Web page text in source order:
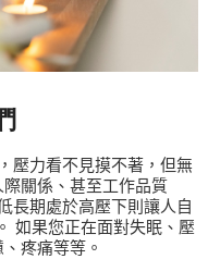
壓力看不見摸不著，但無
關係、甚至工作品質
長期處於高壓下則讓人自
如果您正在面對失眠、壓
疼痛等等。